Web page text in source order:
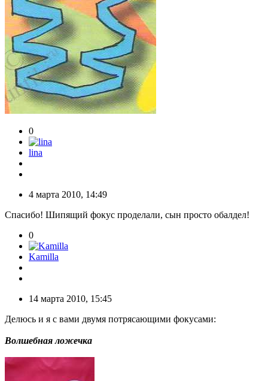
0
lina
4 марта 2010, 14:49
Спасибо! Шипящий фокус проделали, сын просто обалдел!
0
Kamilla
14 марта 2010, 15:45
Делюсь и я с вами двумя потрясающими фокусами:
Волшебная ложечка